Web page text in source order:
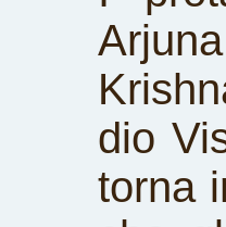
dio
torna